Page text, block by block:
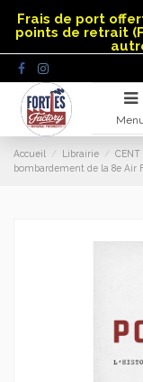
Frais de port
points de retrait
Accueil Librairie
CENT
bombardement de la 8e Air